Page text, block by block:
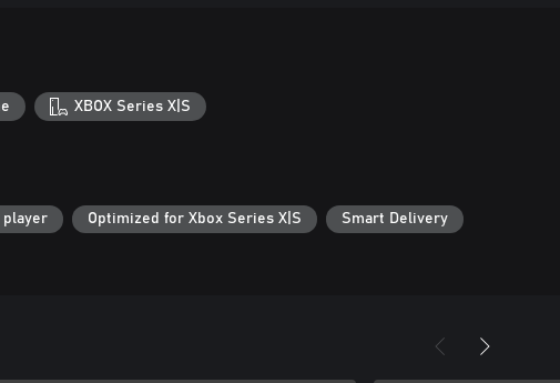
XBOX Series X|S
player Optimized for Xbox Series X|S Smart Delivery